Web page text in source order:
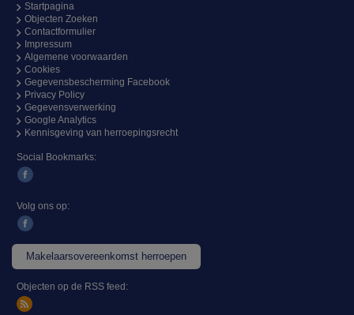
Startpagina
Objecten Zoeken
Contactformulier
Impressum
Algemene voorwaarden
Cookies
Gegevensbescherming Facebook
Privacy Policy
Gegevensverwerking
Google Analytics
Kennisgeving van herroepingsrecht
Social Bookmarks:
Volg ons op:
Makelaarsovereenkomst herroepen
Objecten op de RSS feed: